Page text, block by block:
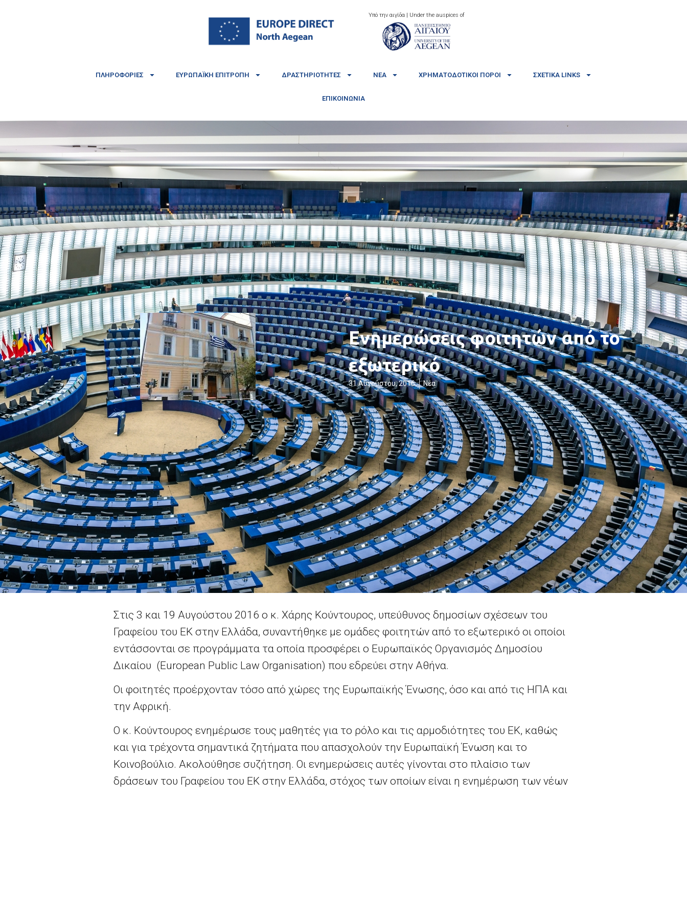
Υπό την αιγίδα | Under the auspices of
ΠΛΗΡΟΦΟΡΊΕΣ ΕΥΡΩΠΑΪΚΉ ΕΠΙΤΡΟΠΉ ΔΡΑΣΤΗΡΙΌΤΗΤΕΣ ΝΈΑ ΧΡΗΜΑΤΟΔΟΤΙΚΟΊ ΠΌΡΟΙ ΣΧΕΤΙΚΆ LINKS
ΕΠΙΚΟΙΝΩΝΊΑ
Ενημερώσεις φοιτητών από το
εξωτερικό
31 Αυγούστου, 2016 Νέα
Στις 3 και 19 Αυγούστου 2016 ο κ. Χάρης Κούντουρος, υπεύθυνος δημοσίων σχέσεων του
Γραφείου του ΕΚ στην Ελλάδα, συναντήθηκε με ομάδες φοιτητών από το εξωτερικό οι οποίοι
εντάσσονται σε προγράμματα τα οποία προσφέρει ο Ευρωπαϊκός Οργανισμός Δημοσίου
Δικαίου (European Public Law Organisation) που εδρεύει στην Αθήνα.
Οι φοιτητές προέρχονταν τόσο από χώρες της Ευρωπαϊκής Ένωσης, όσο και από τις ΗΠΑ και
την Αφρική.
Ο κ. Κούντουρος ενημέρωσε τους μαθητές για το ρόλο και τις αρμοδιότητες του ΕΚ, καθώς
και για τρέχοντα σημαντικά ζητήματα που απασχολούν την Ευρωπαϊκή Ένωση και το
Κοινοβούλιο. Ακολούθησε συζήτηση. Οι ενημερώσεις αυτές γίνονται στο πλαίσιο των
δράσεων του Γραφείου του ΕΚ στην Ελλάδα, στόχος των οποίων είναι η ενημέρωση των νέων